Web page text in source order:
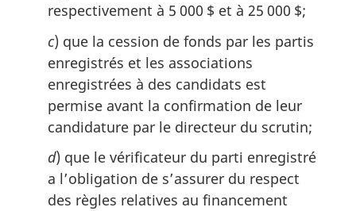
respectivement à 5 000 $ et à 25 000 $;
c) que la cession de fonds par les partis
enregistrés et les associations
enregistrées à des candidats est
permise avant la confirmation de leur
candidature par le directeur du scrutin;
d) que le vérificateur du parti enregistré
a l’obligation de s’assurer du respect
des règles relatives au financement